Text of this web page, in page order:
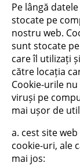
Pe lângă
stocate pe
nostru web.
sunt stocate
care îl utilizați
către locația
Cookie-urile
viruși pe
mai ușor de
a. cest site
cookie-uri, ale
mai jos: